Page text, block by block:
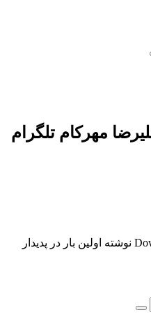
مهرکام تلگرام
به نام Download New Song By Called نوشته اولین بار در پدیدار